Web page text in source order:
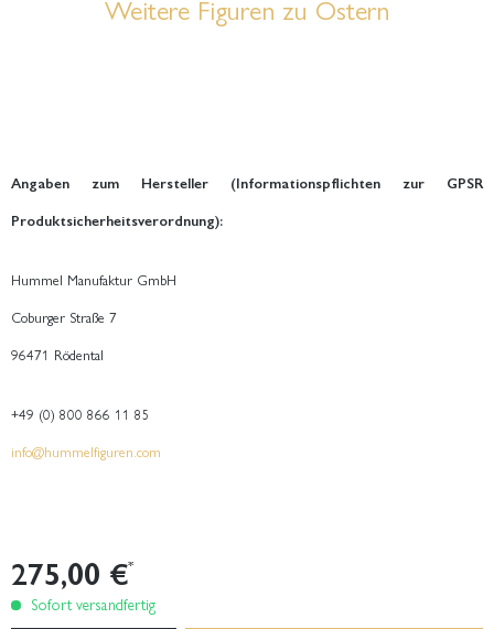
Weitere Figuren zu Ostern
Angaben zum Hersteller (Informationspflichten zur GPSR
Produktsicherheitsverordnung):
Hummel Manufaktur GmbH
Coburger Straße 7
96471 Rödental
+49 (0) 800 866 11 85
info@hummelfiguren.com
275,00 €*
Sofort versandfertig